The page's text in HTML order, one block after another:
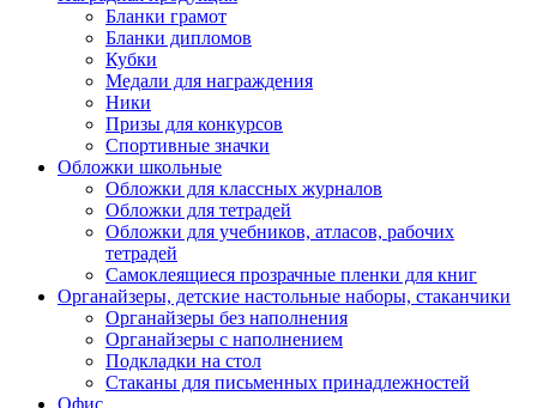
Бланки грамот
Бланки дипломов
Кубки
Медали для награждения
Ники
Призы для конкурсов
Спортивные значки
Обложки школьные
Обложки для классных журналов
Обложки для тетрадей
Обложки для учебников, атласов, рабочих
тетрадей
Самоклеящиеся прозрачные пленки для книг
Органайзеры, детские настольные наборы, стаканчики
Органайзеры без наполнения
Органайзеры с наполнением
Подкладки на стол
Стаканы для письменных принадлежностей
Офис